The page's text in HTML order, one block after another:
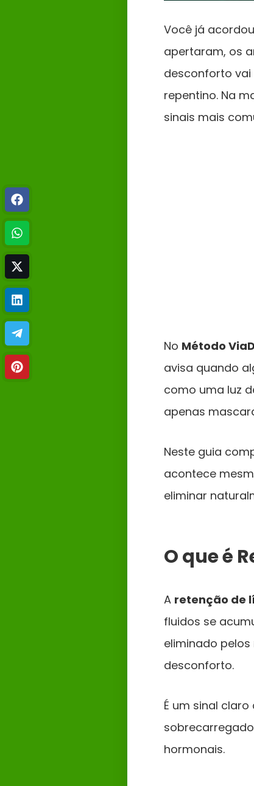
Você já
apertaram, os
desconforto
repentino. Na
sinais mais
No Método
avisa quando
como uma luz
apenas
Neste guia
acontece
eliminar
O que é
A retenção de
fluidos se
eliminado
desconforto.
É um sinal
hormonais.